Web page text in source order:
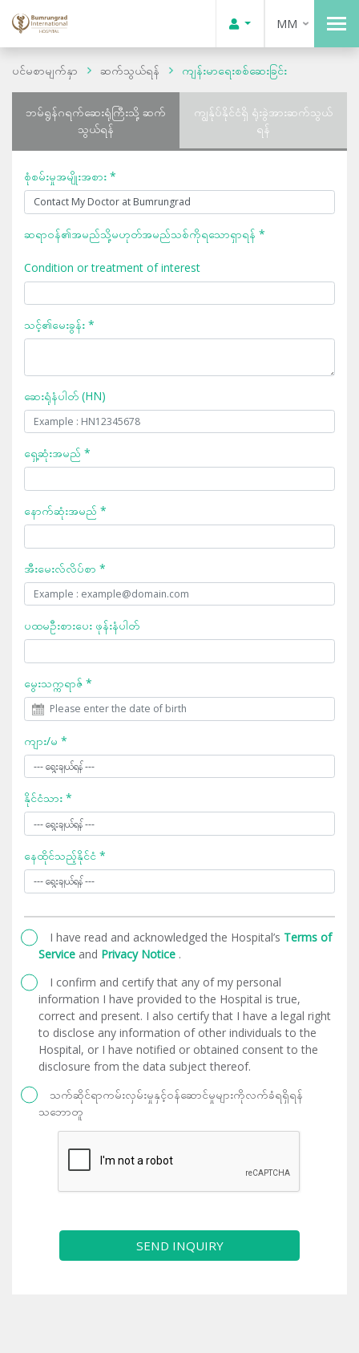
MM
ပင်မစာမျက်နှာ ဆက်သွယ်ရန် ကျန်းမာရေးစစ်ဆေးခြင်း
ဘမ်ရွန်ဂရက်ဆေးရုံကြီးသို့ ဆက်
သွယ်ရန်
ကျွန်ုပ်နိုင်ငံရှိ ရုံးခွဲအားဆက်သွယ်
ရန်
စုံစမ်းမှုအမျိုးအစား *
ဆရာဝန်၏အမည်သို့မဟုတ်အမည်သစ်ကိုရသောရှာရန် *
Condition or treatment of interest
သင့်၏မေးခွန်း *
ဆေးရုံနံပါတ် (HN)
ရှေ့ဆုံးအမည် *
နောက်ဆုံးအမည် *
အီးမေးလ်လိပ်စာ *
ပထမဦးစားပေး ဖုန်းနံပါတ်
မွေးသက္ကရာဇ် *
ကျား/မ *
နိုင်ငံသား *
နေထိုင်သည့်နိုင်ငံ *
I have read and acknowledged the Hospital’s Terms of
Service and Privacy Notice .
I confirm and certify that any of my personal
information I have provided to the Hospital is true,
correct and present. I also certify that I have a legal right
to disclose any information of other individuals to the
Hospital, or I have notified or obtained consent to the
disclosure from the data subject thereof.
သက်ဆိုင်ရာကမ်းလှမ်းမှုနှင့်ဝန်ဆောင်မှုများကိုလက်ခံရရှိရန်
သဘောတူ
SEND INQUIRY